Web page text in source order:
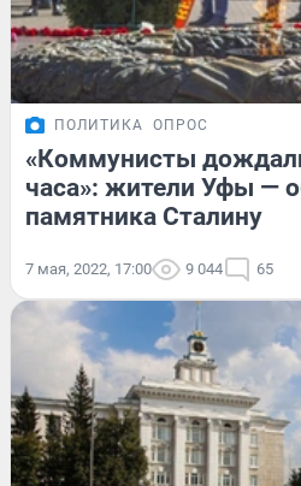
ПОЛИТИКА ОПРОС
«Коммунисты
часа»: жители Уфы —
памятника Сталину
7 мая, 2022, 17:00 9 044 65